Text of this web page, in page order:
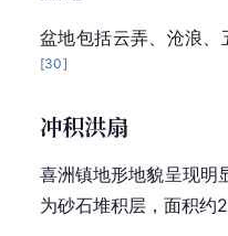
盆地包括云弄、沧浪、
[30]
冲积洪扇
喜洲镇地形地貌呈现明
为砂石堆积层，面积约